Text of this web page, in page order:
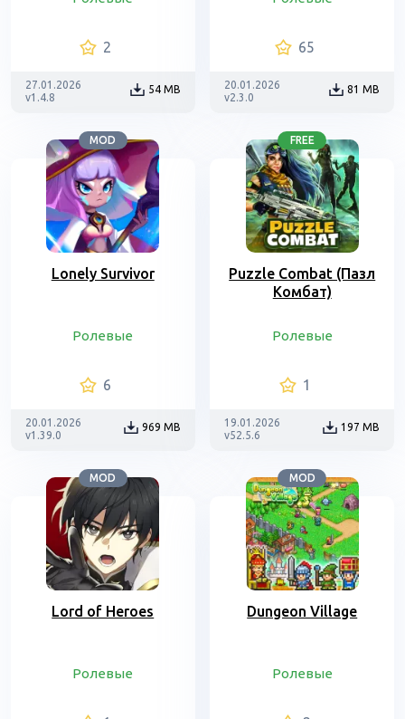
2
27.01.2026
v1.4.8
54 MB
65
20.01.2026
v2.3.0
81 MB
MOD
Lonely Survivor
Ролевые
6
20.01.2026
v1.39.0
969 MB
FREE
Puzzle Combat (Пазл
Комбат)
Ролевые
1
19.01.2026
v52.5.6
197 MB
MOD
Lord of Heroes
Ролевые
MOD
Dungeon Village
Ролевые